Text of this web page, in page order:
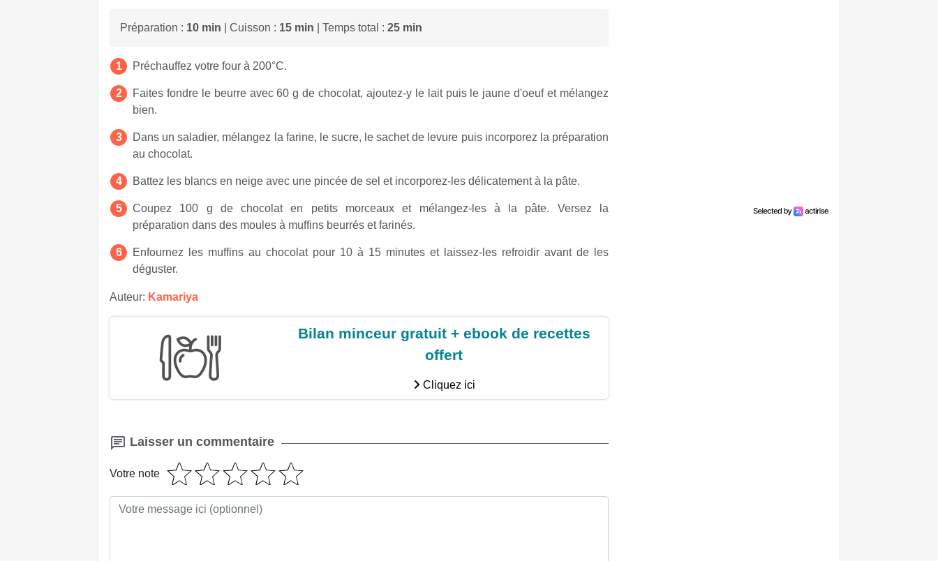
Préparation : 10 min | Cuisson : 15 min | Temps total : 25 min
Préchauffez votre four à 200°C.
Faites fondre le beurre avec 60 g de chocolat, ajoutez-y le lait puis le jaune d'oeuf et mélangez
bien.
Dans un saladier, mélangez la farine, le sucre, le sachet de levure puis incorporez la préparation
au chocolat.
Battez les blancs en neige avec une pincée de sel et incorporez-les délicatement à la pâte.
Coupez 100 g de chocolat en petits morceaux et mélangez-les à la pâte. Versez la
préparation dans des moules à muffins beurrés et farinés.
Enfournez les muffins au chocolat pour 10 à 15 minutes et laissez-les refroidir avant de les
déguster.
Auteur: Kamariya
Bilan minceur gratuit + ebook de recettes
offert
Cliquez ici
Laisser un commentaire
Votre note